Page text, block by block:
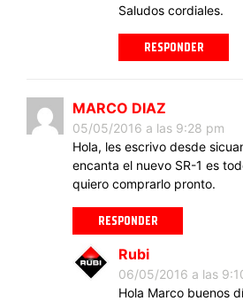
Saludos cordiales.
RESPONDER
MARCO DIAZ
05/05/2016 a las 9:28 pm
Hola, les escrivo desde
encanta el nuevo SR-1 es
quiero comprarlo pronto.
RESPONDER
Rubi
06/05/2016 a las
Hola Marco buenos